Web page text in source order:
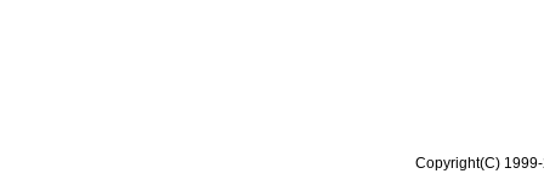
Copyright(C)